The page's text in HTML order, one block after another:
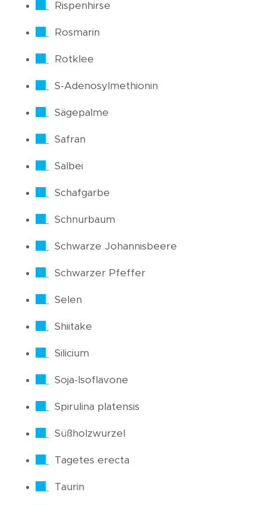
Rispenhirse
Rosmarin
Rotklee
S-Adenosylmethionin
Sägepalme
Safran
Salbei
Schafgarbe
Schnurbaum
Schwarze Johannisbeere
Schwarzer Pfeffer
Selen
Shiitake
Silicium
Soja-Isoflavone
Spirulina platensis
Süßholzwurzel
Tagetes erecta
Taurin